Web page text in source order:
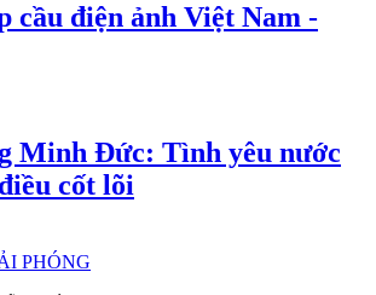
cầu điện ảnh Việt Nam -
Minh Đức: Tình yêu nước
cốt lõi
PHÓNG